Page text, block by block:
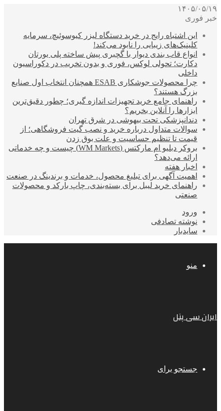
۱۴۰۵/۰۵/۱۹
خبر فوری
این اشتباه رایج در خرید دستگاه لیزر کیوسوئیچ، سرمایه
کلینیک‌های زیبایی را نابود می‌کند!
انواع قاب بندی دیوار با گچبری پیش ساخته پلی یورتان
دکارت؛ تحولی لوکس، فوری و بدون تخریب در دکوراسیون
داخلی
چرا محصولات جوشکاری ESAB همچنان انتخاب اول صنایع
بزرگ هستند؟
راهنمای جامع خرید تجهیزات اندازه گیری؛ چطور دقیق‌ترین
ابزارها را آنلاین بخریم؟
دندانپزشکی تحت بیهوشی در شرق تهران
سوالات متداول درباره خرید و نصب گیت فروشگاهی؛ از
قیمت تا تنظیم حساسیت و علت بوق زدن
بروکر دبلیو ام مارکتس (WM Markets) چیست و چه خدماتی
ارائه می‌دهد؟
اخبار هفته
اهمیت آگهی برای تبلیغ محصول، خدمات و برندینگ در صنعت
راهنمای خرید لیبل برای بسته‌بندی، چاپ بارکد و محصولات
صنعتی
ورود
نوشته تصادفی
سایدبار
منو
ایران سی پنل
جستجو برای